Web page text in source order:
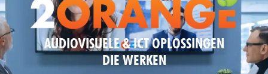
AUDIOVISUELE & ICT OPLOSSINGEN
DIE WERKEN